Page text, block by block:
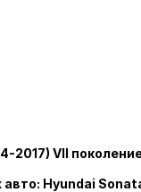
2017) VII
Hyundai